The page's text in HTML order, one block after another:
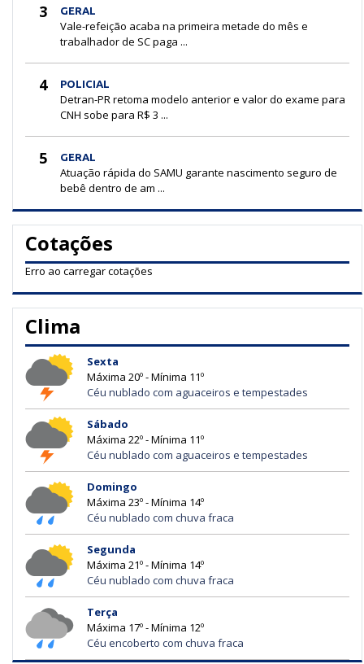
3 GERAL
Vale-refeição acaba na primeira metade do mês e
trabalhador de SC paga ...
4 POLICIAL
Detran-PR retoma modelo anterior e valor do exame para
CNH sobe para R$ 3 ...
5 GERAL
Atuação rápida do SAMU garante nascimento seguro de
bebê dentro de am ...
Cotações
Erro ao carregar cotações
Clima
Sexta
Máxima 20º - Mínima 11º
Céu nublado com aguaceiros e tempestades
Sábado
Máxima 22º - Mínima 11º
Céu nublado com aguaceiros e tempestades
Domingo
Máxima 23º - Mínima 14º
Céu nublado com chuva fraca
Segunda
Máxima 21º - Mínima 14º
Céu nublado com chuva fraca
Terça
Máxima 17º - Mínima 12º
Céu encoberto com chuva fraca